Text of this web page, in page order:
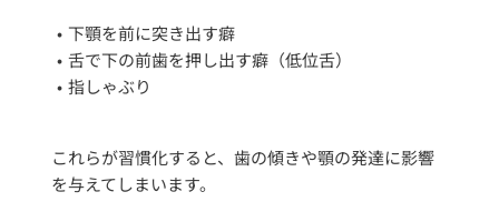
下顎を前に突き出す癖
舌で下の前歯を押し出す癖（低位舌）
指しゃぶり
これらが習慣化すると、歯の傾きや顎の発達に影響
を与えてしまいます。